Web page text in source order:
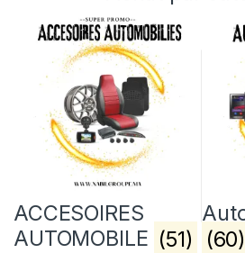
ACCESOIRES
AUTOMOBILE (51)
(60)